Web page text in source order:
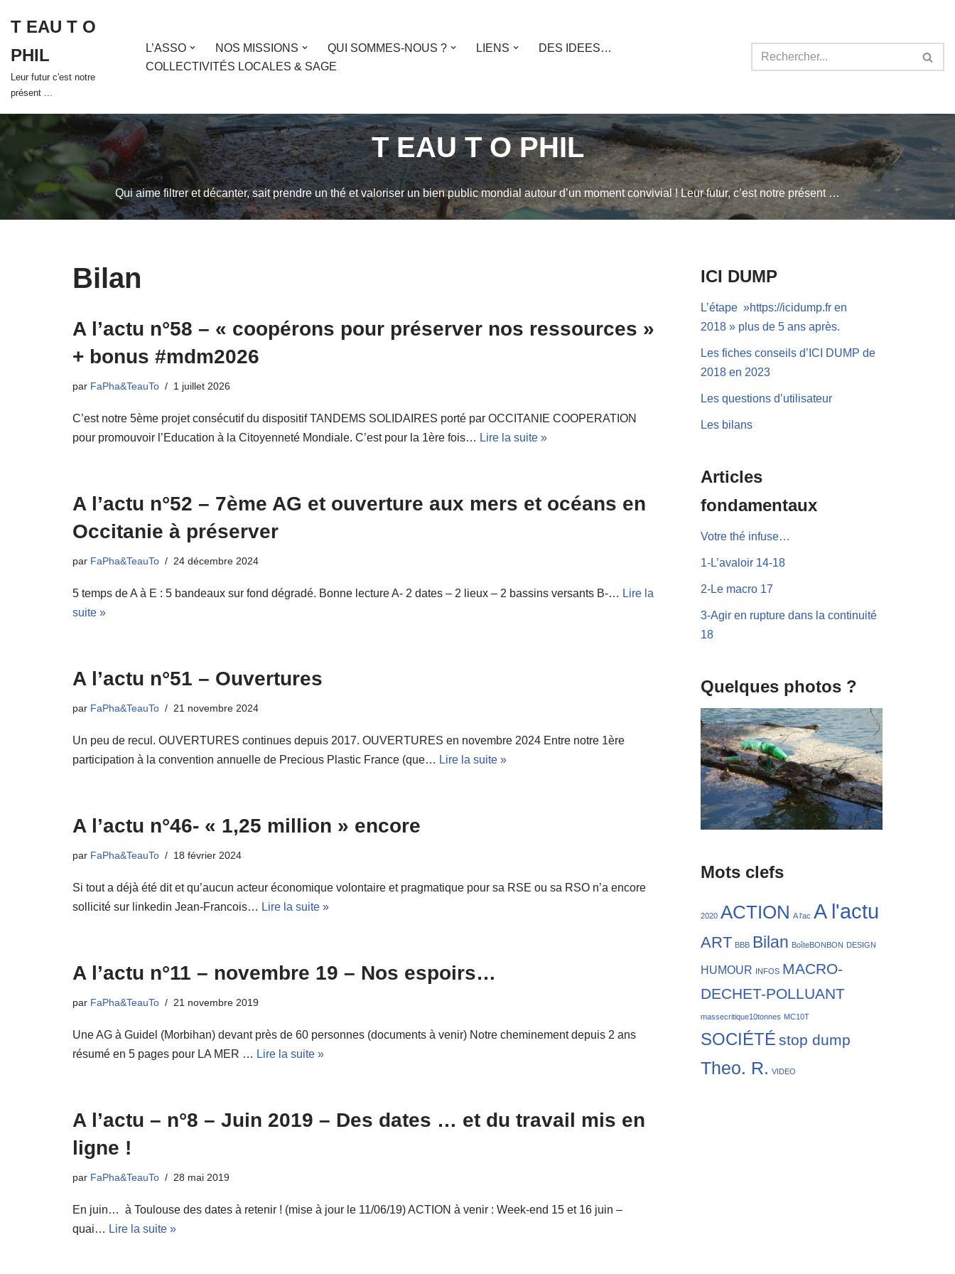
au
contenu
T EAU T O
PHIL
Leur futur c'est notre
présent ...
L’ASSO NOS MISSIONS QUI SOMMES-NOUS ? LIENS
DES IDEES…
COLLECTIVITÉS LOCALES & SAGE
T EAU T O PHIL
Qui aime filtrer et décanter, sait prendre un thé et valoriser un bien public mondial autour d’un moment convivial ! Leur futur, c’est notre présent …
Bilan
A l’actu n°58 – « coopérons pour préserver nos ressources »
+ bonus #mdm2026
par FaPha&TeauTo 1 juillet 2026
C’est notre 5ème projet consécutif du dispositif TANDEMS SOLIDAIRES porté par OCCITANIE COOPERATION
pour promouvoir l’Education à la Citoyenneté Mondiale. C’est pour la 1ère fois… Lire la suite »
A l’actu n°52 – 7ème AG et ouverture aux mers et océans en
Occitanie à préserver
par FaPha&TeauTo 24 décembre 2024
5 temps de A à E : 5 bandeaux sur fond dégradé. Bonne lecture A- 2 dates – 2 lieux – 2 bassins versants B-… Lire la
suite »
A l’actu n°51 – Ouvertures
par FaPha&TeauTo 21 novembre 2024
Un peu de recul. OUVERTURES continues depuis 2017. OUVERTURES en novembre 2024 Entre notre 1ère
participation à la convention annuelle de Precious Plastic France (que… Lire la suite »
A l’actu n°46- « 1,25 million » encore
par FaPha&TeauTo 18 février 2024
Si tout a déjà été dit et qu’aucun acteur économique volontaire et pragmatique pour sa RSE ou sa RSO n’a encore
sollicité sur linkedin Jean-Francois… Lire la suite »
A l’actu n°11 – novembre 19 – Nos espoirs…
par FaPha&TeauTo 21 novembre 2019
Une AG à Guidel (Morbihan) devant près de 60 personnes (documents à venir) Notre cheminement depuis 2 ans
résumé en 5 pages pour LA MER … Lire la suite »
A l’actu – n°8 – Juin 2019 – Des dates … et du travail mis en
ligne !
par FaPha&TeauTo 28 mai 2019
En juin… à Toulouse des dates à retenir ! (mise à jour le 11/06/19) ACTION à venir : Week-end 15 et 16 juin –
quai… Lire la suite »
ICI DUMP
L’étape »https://icidump.fr en
2018 » plus de 5 ans après.
Les fiches conseils d’ICI DUMP de
2018 en 2023
Les questions d’utilisateur
Les bilans
Articles
fondamentaux
Votre thé infuse…
1-L’avaloir 14-18
2-Le macro 17
3-Agir en rupture dans la continuité
18
Quelques photos ?
Mots clefs
2020 ACTION A l'ac A l'actu
ART BBB Bilan BoîteBONBON DESIGN
HUMOUR INFOS MACRO-
DECHET-POLLUANT
massecritique10tonnes MC10T
SOCIÉTÉ stop dump
Theo. R. VIDEO